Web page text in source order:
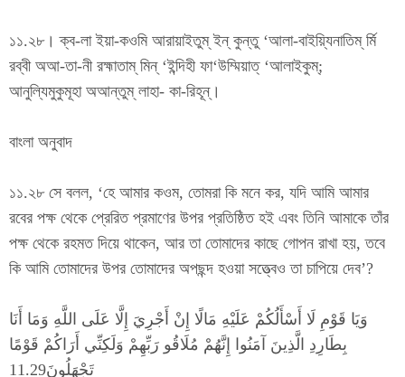
১১.২৮। ক্ব-লা ইয়া-কওমি আরায়াইতুম্ ইন্ কুন্তু ‘আলা-বাইয়্যিনাতিম্ র্মি
রব্বী অআ-তা-নী রহ্মাতাম্ মিন্ ‘ইন্দিহী ফা‘উম্মিয়াত্ ‘আলাইকুম্;
আনুল্যিমুকুমূহা অআন্তুম্ লাহা- কা-রিহূন্।
বাংলা অনুবাদ
১১.২৮ সে বলল, ‘হে আমার কওম, তোমরা কি মনে কর, যদি আমি আমার
রবের পক্ষ থেকে প্রেরিত প্রমাণের উপর প্রতিষ্ঠিত হই এবং তিনি আমাকে তাঁর
পক্ষ থেকে রহমত দিয়ে থাকেন, আর তা তোমাদের কাছে গোপন রাখা হয়, তবে
কি আমি তোমাদের উপর তোমাদের অপছন্দ হওয়া সত্ত্বেও তা চাপিয়ে দেব’?
وَيَا قَوْمِ لَا أَسْأَلُكُمْ عَلَيْهِ مَالًا إِنْ أَجْرِيَ إِلَّا عَلَى اللَّهِ وَمَا أَنَا
بِطَارِدِ الَّذِينَ آمَنُوا إِنَّهُمْ مُلَاقُو رَبِّهِمْ وَلَكِنِّي أَرَاكُمْ قَوْمًا
تَجْهَلُونَ11.29